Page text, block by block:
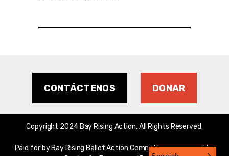
CONTÁCTENOS DONAR
Copyright 2024 Bay Rising Action, All Rights Reserved.
Paid for by Bay Rising Ballot Action Committee, sponsored by